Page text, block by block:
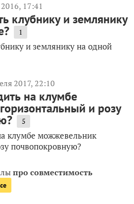
17:41
клубнику и землянику
1
и землянику на одной
2017, 22:10
на клумбе
и розу
5
клумбе можжевельник
почвопокровную?
про совместимость